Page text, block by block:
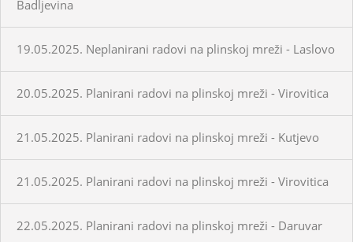
Badljevina
19.05.2025. Neplanirani radovi na plinskoj mreži - Laslovo
20.05.2025. Planirani radovi na plinskoj mreži - Virovitica
21.05.2025. Planirani radovi na plinskoj mreži - Kutjevo
21.05.2025. Planirani radovi na plinskoj mreži - Virovitica
22.05.2025. Planirani radovi na plinskoj mreži - Daruvar